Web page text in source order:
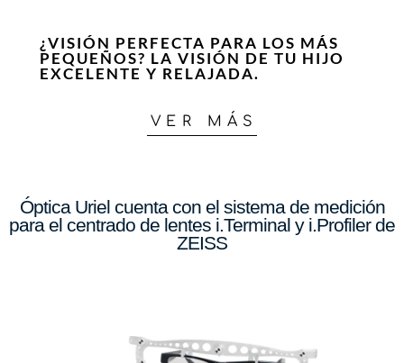
¿VISIÓN PERFECTA PARA LOS MÁS
PEQUEÑOS? LA VISIÓN DE TU HIJO
EXCELENTE Y RELAJADA.
VER MÁS
Óptica Uriel cuenta con el sistema de medición
para el centrado de lentes i.Terminal y i.Profiler de
ZEISS